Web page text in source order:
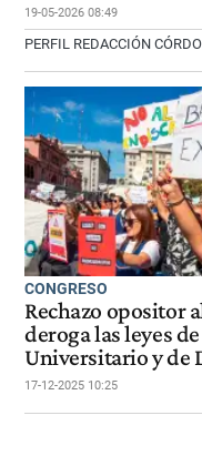
19-05-2026 08:49
PERFIL REDACCIÓN
CONGRESO
Rechazo opositor
deroga las leyes
Universitario y de
17-12-2025 10:25